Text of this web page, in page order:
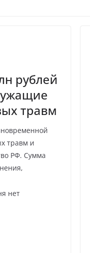
рублей
травм
травм и
РФ. Сумма
нет